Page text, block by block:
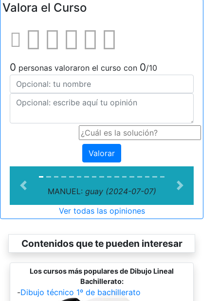
Valora el Curso
0 personas valoraron el curso con 0/10
Valorar
MANUEL: guay (2024-07-07)
Previous Next
Ver todas las opiniones
Contenidos que te pueden interesar
Los cursos más populares de Dibujo Lineal
Bachillerato:
-Dibujo técnico 1º de bachillerato